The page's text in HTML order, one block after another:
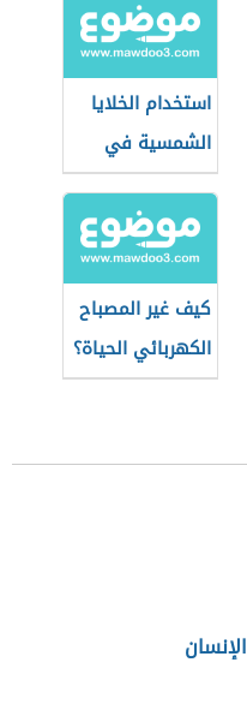
استخدام الخلايا
الشمسية في
القمر الصناعي
كيف غير المصباح
الكهربائي الحياة؟